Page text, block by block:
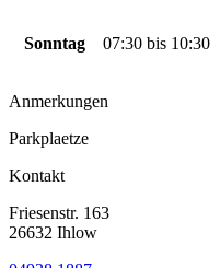
Sonntag 07:30 bis 10:30
Anmerkungen
Parkplaetze
Kontakt
Friesenstr. 163
26632 Ihlow